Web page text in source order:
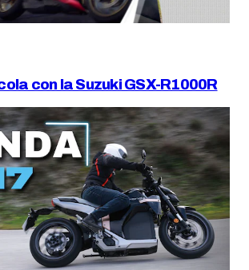
con la Suzuki GSX-R1000R